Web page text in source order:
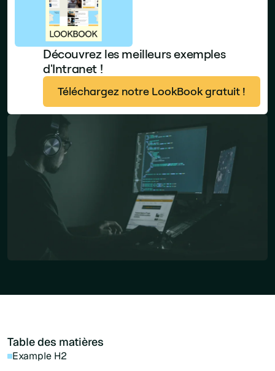
Découvrez les meilleurs exemples
d'Intranet !
Téléchargez notre LookBook gratuit !
Table des matières
Example H2